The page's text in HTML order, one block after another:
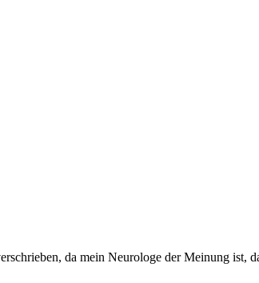
da mein Neurologe der Meinung ist,